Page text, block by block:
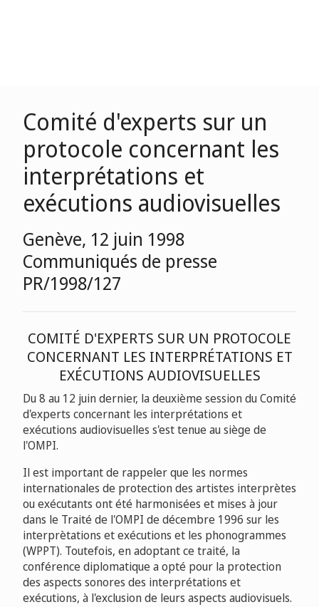
Comité d'experts sur un
protocole concernant les
interprétations et
exécutions audiovisuelles
Genève, 12 juin 1998
Communiqués de presse
PR/1998/127
COMITÉ D'EXPERTS SUR UN PROTOCOLE
CONCERNANT LES INTERPRÉTATIONS ET
EXÉCUTIONS AUDIOVISUELLES
Du 8 au 12 juin dernier, la deuxième session du Comité
d'experts concernant les interprétations et
exécutions audiovisuelles s'est tenue au siège de
l'OMPI.
Il est important de rappeler que les normes
internationales de protection des artistes interprètes
ou exécutants ont été harmonisées et mises à jour
dans le Traité de l'OMPI de décembre 1996 sur les
interprètations et exécutions et les phonogrammes
(WPPT). Toutefois, en adoptant ce traité, la
conférence diplomatique a opté pour la protection
des aspects sonores des interprétations et
exécutions, à l'exclusion de leurs aspects audiovisuels.